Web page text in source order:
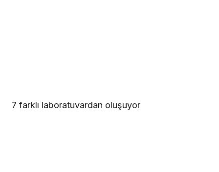
7 farklı laboratuvardan oluşuyor